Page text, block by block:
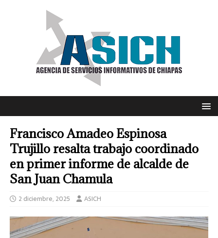
Francisco Amadeo Espinosa
Trujillo resalta trabajo coordinado
en primer informe de alcalde de
San Juan Chamula
2 diciembre, 2025 ASICH